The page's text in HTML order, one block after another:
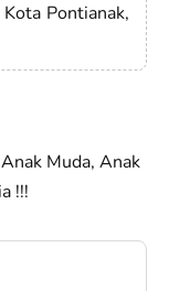
Pontianak,
Muda, Anak
!!!